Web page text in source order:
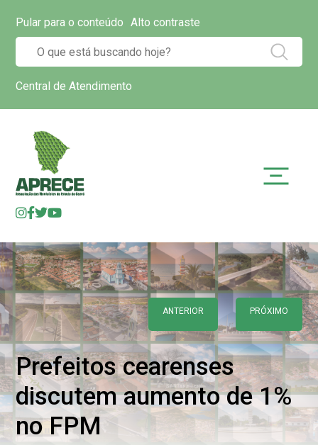
Pular para o conteúdo Alto contraste
Central de Atendimento
ANTERIOR PRÓXIMO
Prefeitos cearenses
discutem aumento de 1%
no FPM